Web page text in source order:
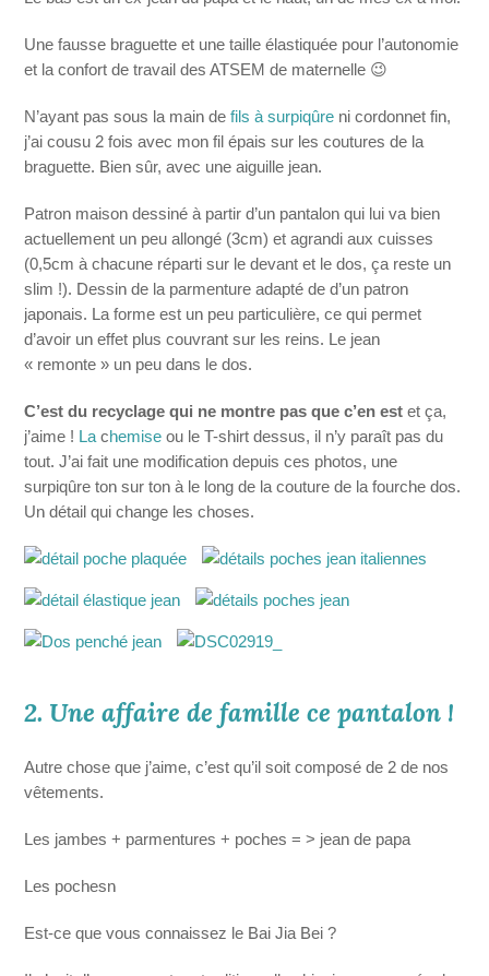
Une fausse braguette et une taille élastiquée pour l’autonomie
et la confort de travail des ATSEM de maternelle 😉
N’ayant pas sous la main de fils à surpiqûre ni cordonnet fin,
j’ai cousu 2 fois avec mon fil épais sur les coutures de la
braguette. Bien sûr, avec une aiguille jean.
Patron maison dessiné à partir d’un pantalon qui lui va bien
actuellement un peu allongé (3cm) et agrandi aux cuisses
(0,5cm à chacune réparti sur le devant et le dos, ça reste un
slim !). Dessin de la parmenture adapté de d’un patron
japonais. La forme est un peu particulière, ce qui permet
d’avoir un effet plus couvrant sur les reins. Le jean
« remonte » un peu dans le dos.
C’est du recyclage qui ne montre pas que c’en est et ça,
j’aime ! La chemise ou le T-shirt dessus, il n’y paraît pas du
tout. J’ai fait une modification depuis ces photos, une
surpiqûre ton sur ton à le long de la couture de la fourche dos.
Un détail qui change les choses.
2. Une affaire de famille ce pantalon !
Autre chose que j’aime, c’est qu’il soit composé de 2 de nos
vêtements.
Les jambes + parmentures + poches = > jean de papa
Les pochesn
Est-ce que vous connaissez le Bai Jia Bei ?